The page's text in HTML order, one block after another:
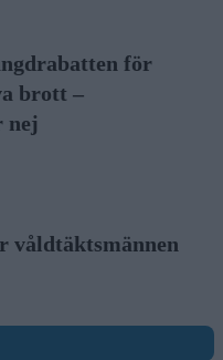
för
brott –
nej
våldtäktsmännen